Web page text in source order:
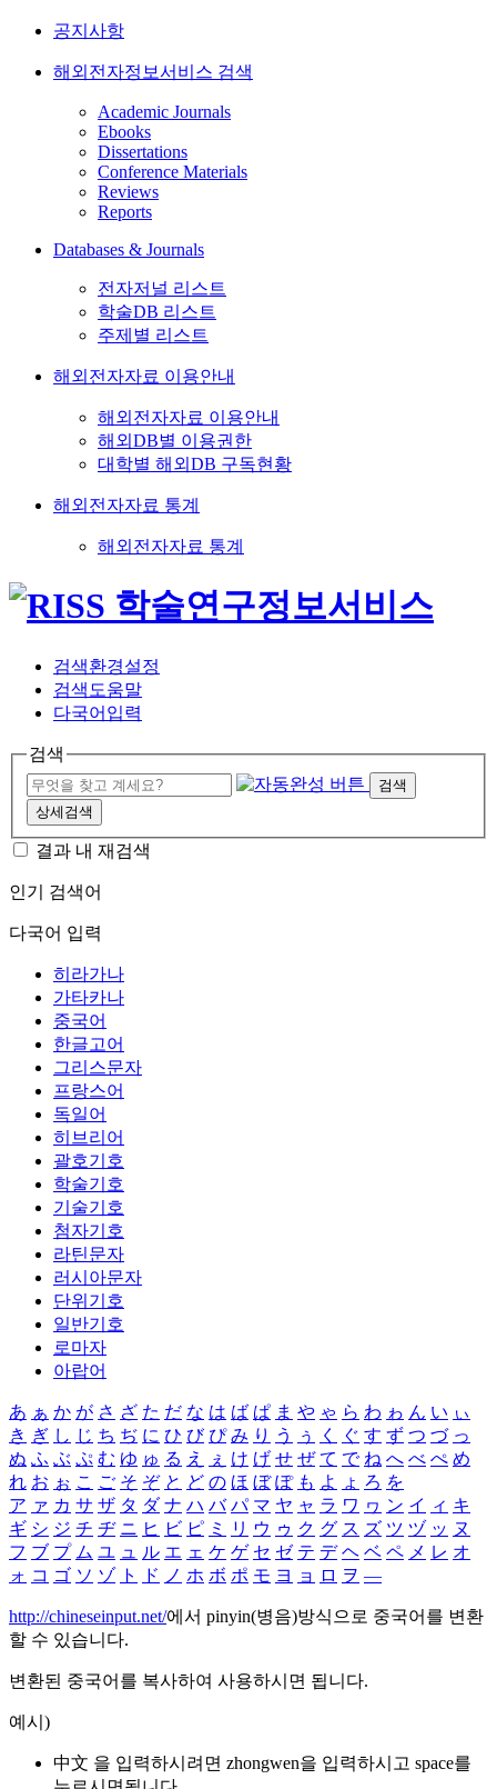
공지사항
해외전자정보서비스 검색
Academic Journals
Ebooks
Dissertations
Conference Materials
Reviews
Reports
Databases & Journals
전자저널 리스트
학술DB 리스트
주제별 리스트
해외전자자료 이용안내
해외전자자료 이용안내
해외DB별 이용권한
대학별 해외DB 구독현황
해외전자자료 통계
해외전자자료 통계
검색환경설정
검색도움말
다국어입력
검색
검색
상세검색
결과 내 재검색
인기 검색어
다국어 입력
히라가나
가타카나
중국어
한글고어
그리스문자
프랑스어
독일어
히브리어
괄호기호
학술기호
기술기호
첨자기호
라틴문자
러시아문자
단위기호
일반기호
로마자
아랍어
あ ぁ か が さ ざ た だ な は ば ぱ ま や ゃ ら わ ゎ ん い ぃ
き ぎ し じ ち ぢ に ひ び ぴ み り う ぅ く ぐ す ず つ づ っ
ぬ ふ ぶ ぷ む ゆ ゅ る え ぇ け げ せ ぜ て で ね へ べ ぺ め
れ お ぉ こ ご そ ぞ と ど の ほ ぼ ぽ も よ ょ ろ を
ア ァ カ サ ザ タ ダ ナ ハ バ パ マ ヤ ャ ラ ワ ヮ ン イ ィ キ
ギ シ ジ チ ヂ ニ ヒ ビ ピ ミ リ ウ ゥ ク グ ス ズ ツ ヅ ッ ヌ
フ ブ プ ム ユ ュ ル エ ェ ケ ゲ セ ゼ テ デ ヘ ベ ペ メ レ オ
ォ コ ゴ ソ ゾ ト ド ノ ホ ボ ポ モ ヨ ョ ロ ヲ ―
http://chineseinput.net/에서 pinyin(병음)방식으로 중국어를 변환
할 수 있습니다.
변환된 중국어를 복사하여 사용하시면 됩니다.
예시)
中文 을 입력하시려면 zhongwen을 입력하시고 space를